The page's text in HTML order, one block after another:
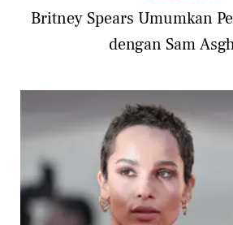
Britney Spears Umumkan
dengan Sam